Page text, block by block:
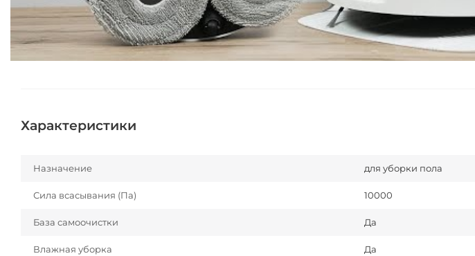
Характеристики
Назначение для уборки пола
Сила всасывания (Па) 10000
База самоочистки Да
Влажная уборка Да